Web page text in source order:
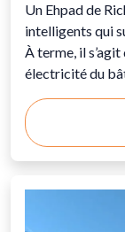
Un Ehpad de
intelligents qui
À terme, il
électricité du